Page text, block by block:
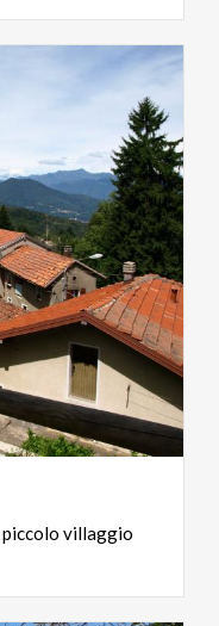
piccolo villaggio